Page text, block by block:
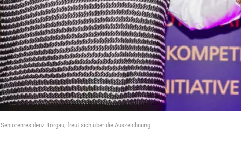
Torgau, freut sich über die Auszeichnung.